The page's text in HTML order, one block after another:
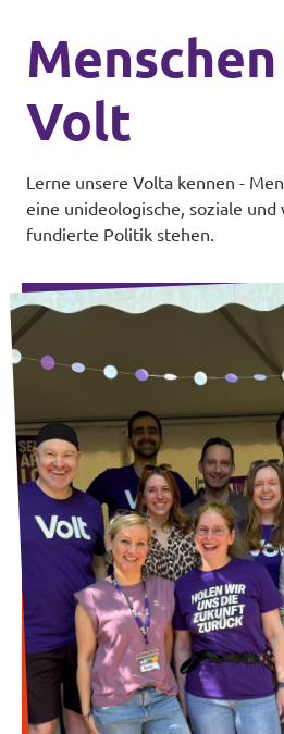
Volt
Lerne unsere Volta kennen -
eine unideologische, soziale und
fundierte Politik stehen.